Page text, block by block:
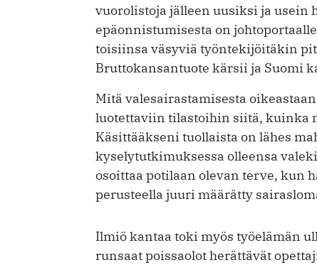
vuorolistoja jälleen uusiksi ja usein
epäonnistumisesta on
toisiinsa väsyviä työntekijöitäkin
Bruttokansantuote kärsii ja Suomi
Mitä valesairastamisesta
luotettaviin tilastoihin siitä, kuinka
Käsittääkseni tuollaista on lähes
kyselytutkimuksessa olleensa
osoittaa potilaan olevan terve, kun
perusteella juuri määrätty
Ilmiö kantaa toki myös työelämän
runsaat poissaolot herättävät